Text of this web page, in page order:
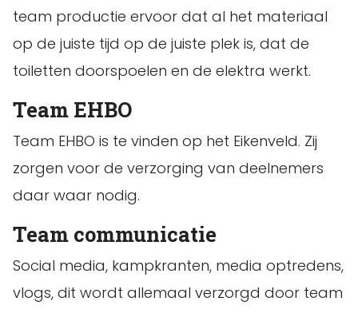
team productie ervoor dat al het materiaal
op de juiste tijd op de juiste plek is, dat de
toiletten doorspoelen en de elektra werkt.
Team EHBO
Team EHBO is te vinden op het Eikenveld. Zij
zorgen voor de verzorging van deelnemers
daar waar nodig.
Team communicatie
Social media, kampkranten, media optredens,
vlogs, dit wordt allemaal verzorgd door team